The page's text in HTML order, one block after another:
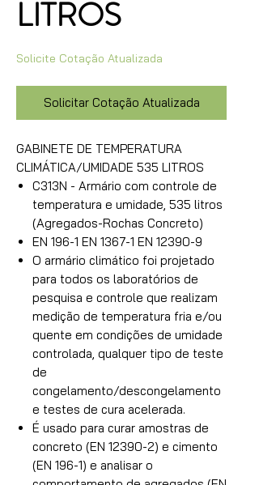
LITROS
Solicite Cotação Atualizada
Solicitar Cotação Atualizada
GABINETE DE TEMPERATURA
CLIMÁTICA/UMIDADE 535 LITROS
C313N - Armário com controle de
temperatura e umidade, 535 litros
(Agregados-Rochas Concreto)
EN 196-1 EN 1367-1 EN 12390-9
O armário climático foi projetado
para todos os laboratórios de
pesquisa e controle que realizam
medição de temperatura fria e/ou
quente em condições de umidade
controlada, qualquer tipo de teste
de
congelamento/descongelamento
e testes de cura acelerada.
É usado para curar amostras de
concreto (EN 12390-2) e cimento
(EN 196-1) e analisar o